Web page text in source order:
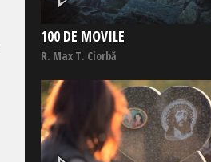
100 DE MOVILE
R. Max T. Ciorbă